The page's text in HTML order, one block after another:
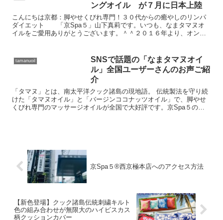
ングオイル が７月に日本上陸
こんにちは京都：脚やせくびれ専門！３０代からの癒やしのリンパ
ダイエット 「京Spa５」山下真莉です。いつも、なまタマヌオ
イルをご愛用ありがとうございます。＾＾２０１６年より、オンラ
tamanuoil
SNSで話題の「なまタマヌオイ
ル」全国ユーザーさんのお声ご紹
介
「タマヌ」とは、南太平洋クック諸島の現地語。 伝統製法を守り続
けた「タマヌオイル」と「バージンココナッツオイル」で、脚やせ
くびれ専門のマッサージオイルが全国で大好評です。京Spa５のお
京Spa５®西京極本店へのアクセス方法
【新色登場】クック諸島伝統刺繍キルト
色の組み合わせが無限大のハイビスカス
柄クッションカバー